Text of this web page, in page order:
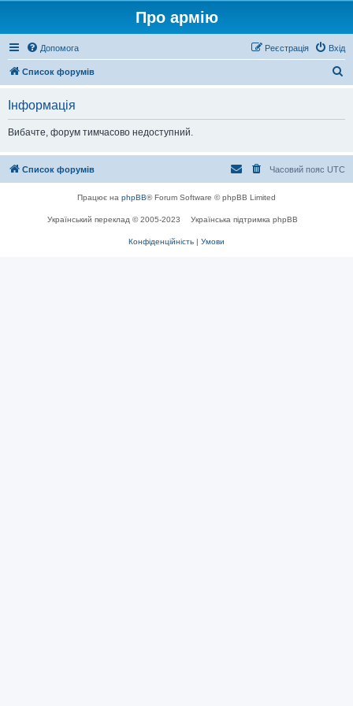
Про армію
Допомога Вхід
Реєстрація
Список форумів
Інформація
Вибачте, форум тимчасово недоступний.
Список форумів Часовий пояс UTC
Працює на phpBB® Forum Software © phpBB Limited
Український переклад © 2005-2023 Українська підтримка phpBB
Конфіденційність | Умови